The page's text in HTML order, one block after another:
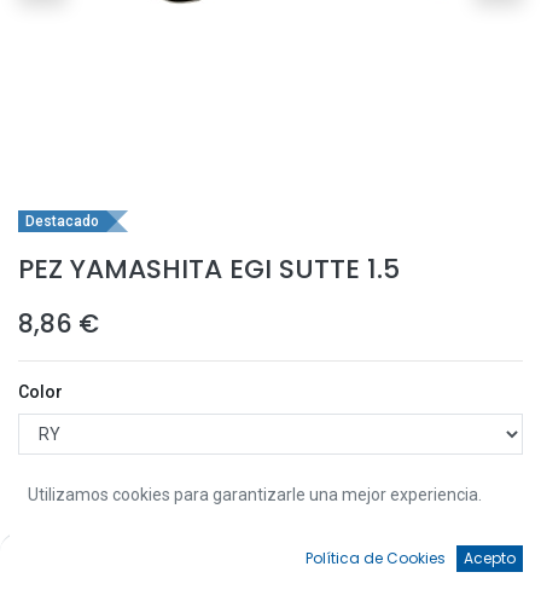
Destacado
PEZ YAMASHITA EGI SUTTE 1.5
8,86 €
Color
Añadir a la Cesta
Utilizamos cookies para garantizarle una mejor experiencia.
Política de Cookies Acepto